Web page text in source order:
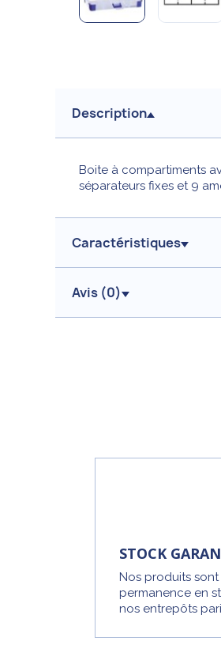
Description
Boite à compartiments
séparateurs fixes et 9
Caractéristiques
Avis (0)
STOCK
Nos produits sont
permanence en
nos entrepôts